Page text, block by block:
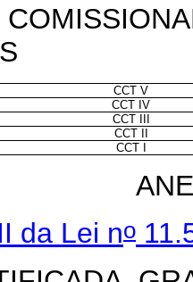
CCT V
CCT IV
CCT III
CCT II
CCT I
da Lei no